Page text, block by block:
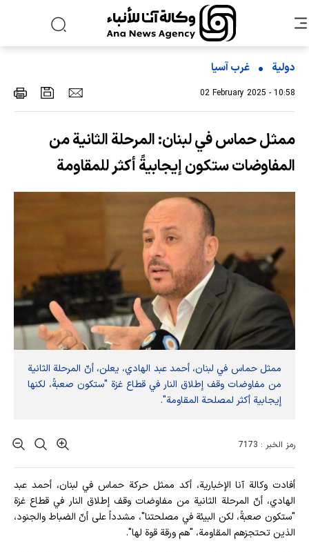
دولية غرب آسیا
02 February 2025 - 10:58
ممثل حماس في لبنان: المرحلة الثانية من
المفاوضات ستكون إيجابيةً أكثر للمقاومة
ممثل حماس في لبنان، أحمد عبد الهادي، يعلن، أنّ المرحلة الثانية
من مفاوضات وقف إطلاق النار في قطاع غزة "ستكون صعبةً، لكنها
إيجابية أكثر لمصلحة المقاومة".
رمز الخبر : 7173
أفادت وکالة آنا الإخباریة، أكد ممثل حركة حماس في لبنان، أحمد عبد
الهادي، أنّ المرحلة الثانية من مفاوضات وقف إطلاق النار في قطاع غزة
"ستكون صعبةً، لكن البيئة في مصلحتنا"، مشدداً على أنّ الضباط والجنود،
الذين تحتجزهم المقاومة، "هم ورقة قوة لها".